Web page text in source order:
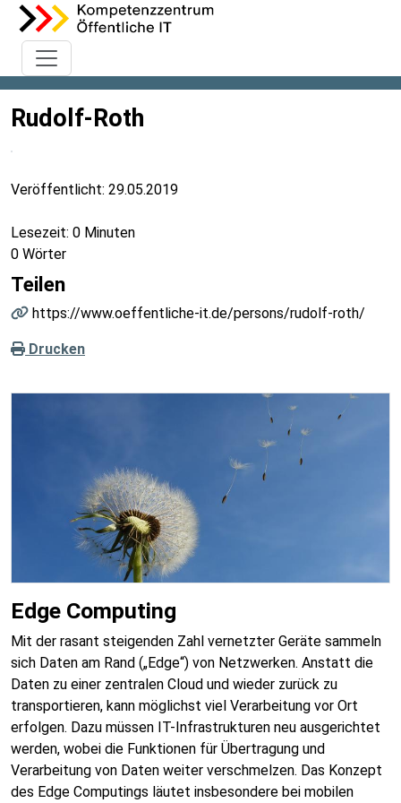
Rudolf-Roth
Veröffentlicht: 29.05.2019
Lesezeit: 0 Minuten
0 Wörter
Teilen
https://www.oeffentliche-it.de/persons/rudolf-roth/
Drucken
Edge Computing
Mit der rasant steigenden Zahl vernetzter Geräte sammeln
sich Daten am Rand („Edge“) von Netzwerken. Anstatt die
Daten zu einer zentralen Cloud und wieder zurück zu
transportieren, kann möglichst viel Verarbeitung vor Ort
erfolgen. Dazu müssen IT-Infrastrukturen neu ausgerichtet
werden, wobei die Funktionen für Übertragung und
Verarbeitung von Daten weiter verschmelzen. Das Konzept
des Edge Computings läutet insbesondere bei mobilen